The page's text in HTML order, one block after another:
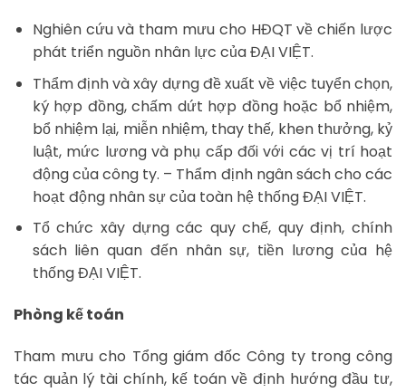
Nghiên cứu và tham mưu cho HĐQT về chiến lược
phát triển nguồn nhân lực của ĐẠI VIỆT.
Thẩm định và xây dựng đề xuất về việc tuyển chọn,
ký hợp đồng, chấm dứt hợp đồng hoặc bổ nhiệm,
bổ nhiệm lại, miễn nhiệm, thay thế, khen thưởng, kỷ
luật, mức lương và phụ cấp đối với các vị trí hoạt
động của công ty. – Thẩm định ngân sách cho các
hoạt động nhân sự của toàn hệ thống ĐẠI VIỆT.
Tổ chức xây dựng các quy chế, quy định, chính
sách liên quan đến nhân sự, tiền lương của hệ
thống ĐẠI VIỆT.
Phòng kế toán
Tham mưu cho Tổng giám đốc Công ty trong công
tác quản lý tài chính, kế toán về định hướng đầu tư,